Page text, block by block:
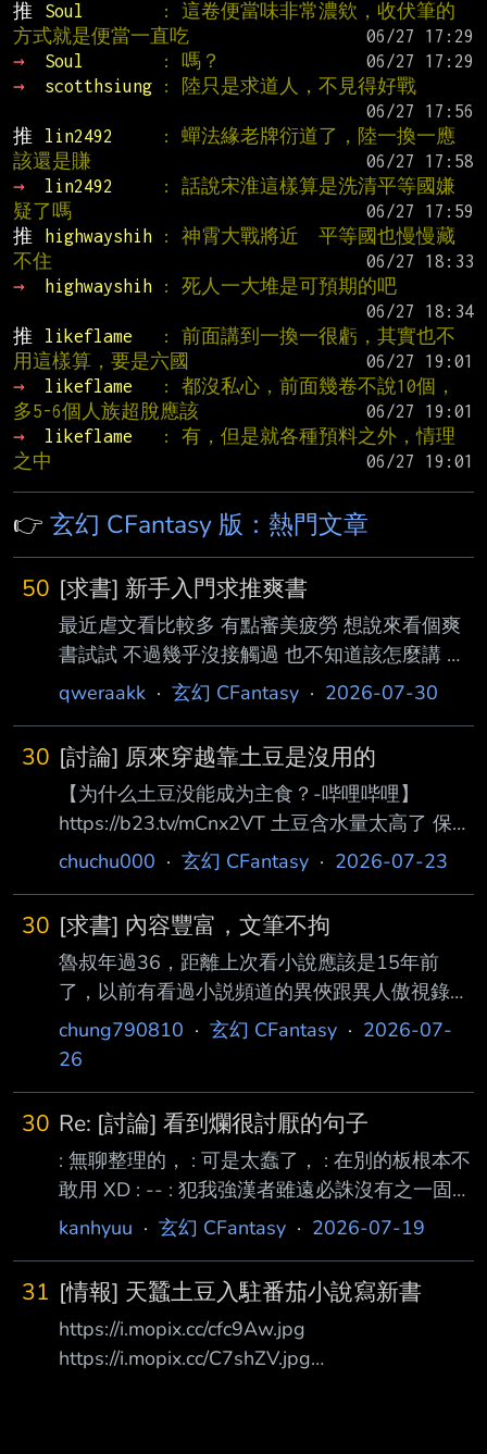
推
Soul
: 這卷便當味非常濃欸，收伏筆的
方式就是便當一直吃
→
Soul : 嗎？
→
scotthsiung
: 陸只是求道人，不見得好戰
推
lin2492
: 蟬法緣老牌衍道了，陸一換一應
該還是賺
→
lin2492
: 話說宋淮這樣算是洗清平等國嫌
疑了嗎
推
highwayshih
: 神霄大戰將近  平等國也慢慢藏
不住
→
highwayshih
: 死人一大堆是可預期的吧
推
likeflame
: 前面講到一換一很虧，其實也不
用這樣算，要是六國
→
likeflame
: 都沒私心，前面幾卷不說10個，
多5-6個人族超脫應該
→
likeflame
: 有，但是就各種預料之外，情理
之中
👉 玄幻 CFantasy 版：熱門文章
50 [求書] 新手入門求推爽書
最近虐文看比較多 有點審美疲勞 想說來看個爽
書試試 不過幾乎沒接觸過 也不知道該怎麼講 比
較喜歡日本動畫的我獨自升級和史萊姆這種 女
情好看就行了 然後男性主角的話黃色不要太多
（女的話沒差） 可能可以從比較有名的幾本開
始推起？ 我看過之後再來求更詳細的類型 ----
Sent from BePTT on my iPhone 13 --
qweraakk · 玄幻 CFantasy · 2026-07-30
30 [討論] 原來穿越靠土豆是沒用的
【为什么土豆没能成为主食？-哔哩哔哩】
https://b23.tv/mCnx2VT 土豆含水量太高了 保存
不易 不適合溫暖雨量多的地區種植 所以穿越什
chuchu000 · 玄幻 CFantasy · 2026-07-23
30 [求書] 內容豐富，文筆不拘
魯叔年過36，距離上次看小說應該是15年前
了，以前有看過小説頻道的異俠跟異人傲視錄，
其實都覺得不錯，最近嘗試找書，發現很多都是
中國用語，有沒有推薦中國風不會那麼重，然後
薦。 -- Sent from nPTT on my --
chung790810 · 玄幻 CFantasy · 2026-07-
26
30 Re: [討論] 看到爛很討厭的句子
: 無聊整理的， : 可是太蠢了， : 在別的板根本不
敢用 XD : -- : 犯我強漢者雖遠必誅沒有之一固所
願也不敢請爾點子扎手風緊扯呼天地不仁以萬物
道要知道要知道要知道要知道虎軀王 : 霸之氣此
子不可留人無恆財不富螢火之光敢與皓月爭輝這
裡的水很深木秀於林風必 : 催之冷笑一聲冷哼一
聲嘴角一抹幾不可察的微笑眼神一股幾不可察的
kanhyuu · 玄幻 CFantasy · 2026-07-19
31 [情報] 天蠶土豆入駐番茄小說寫新書
https://i.mopix.cc/cfc9Aw.jpg
https://i.mopix.cc/C7shZV.jpg